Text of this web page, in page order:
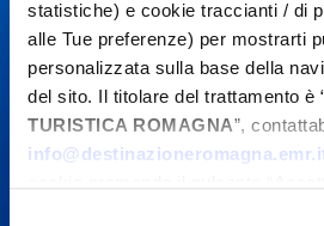
statistiche) e cookie traccianti / di
alle Tue preferenze) per mostrarti
personalizzata sulla base della
del sito. Il titolare del trattamento è
TURISTICA ROMAGNA”,